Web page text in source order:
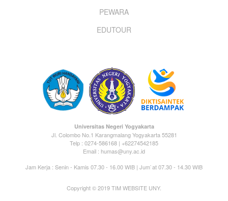
PEWARA
EDUTOUR
Universitas Negeri Yogyakarta
Jl. Colombo No.1 Karangmalang Yogyakarta 55281
Telp : 0274-586168 | +62274542185
Email : humas@uny.ac.id
Jam Kerja : Senin - Kamis 07.30 - 16.00 WIB | Jum`at 07.30 - 14.30 WIB
Copyright © 2019 TIM WEBSITE UNY.